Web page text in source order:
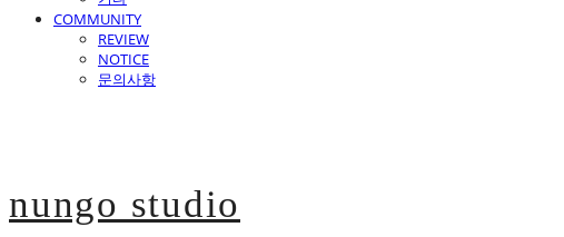
COMMUNITY
REVIEW
NOTICE
문의사항
nungo studio